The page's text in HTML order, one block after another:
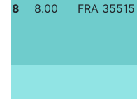
8 8.00 FRA 35515